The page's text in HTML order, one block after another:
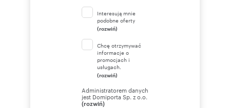
Interesują mnie
podobne oferty
(rozwiń)
Chcę otrzymywać
informacje o
promocjach i
usługach.
(rozwiń)
Administratorem danych
jest Domiporta Sp. z o.o.
(rozwiń)